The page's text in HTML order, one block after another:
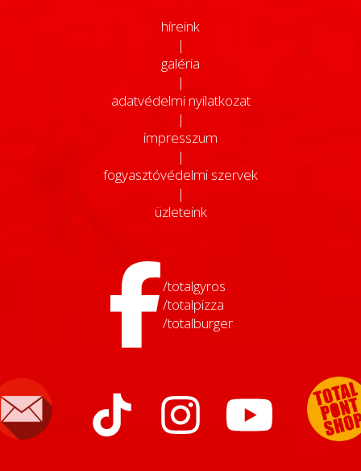
híreink
|
galéria
|
adatvédelmi nyilatkozat
|
impresszum
|
fogyasztóvédelmi szervek
|
üzleteink
/totalgyros
/totalpizza
/totalburger